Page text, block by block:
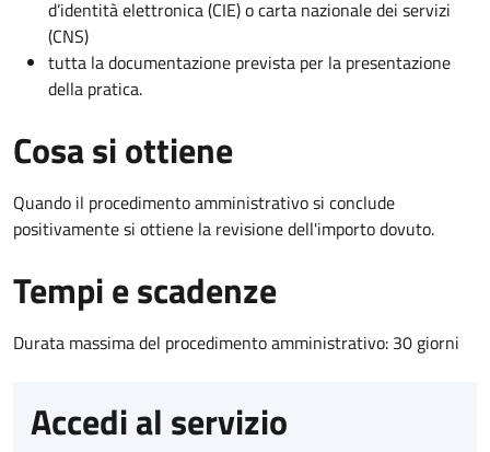
d’identità elettronica (CIE) o carta nazionale dei servizi
(CNS)
tutta la documentazione prevista per la presentazione
della pratica.
Cosa si ottiene
Quando il procedimento amministrativo si conclude
positivamente si ottiene la revisione dell'importo dovuto.
Tempi e scadenze
Durata massima del procedimento amministrativo: 30 giorni
Accedi al servizio